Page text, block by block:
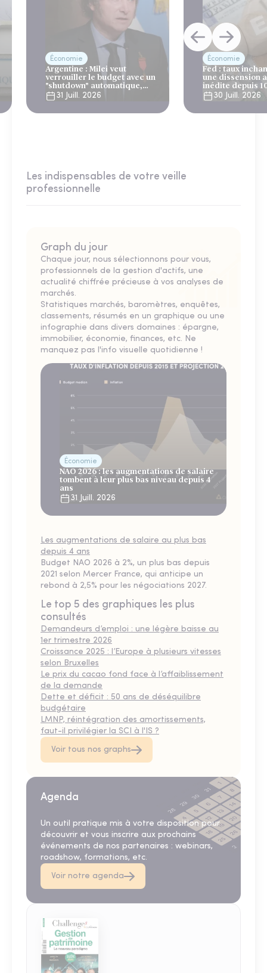
Économie
Argentine : Milei veut
verrouiller le budget avec un
"shutdown" automatique,
sous le regard bienveillant
du FMI
31 Juill. 2026
Économie
Fed : taux
une dissension
inédite depuis
30 Juill. 2026
Les indispensables de votre veille
professionnelle
Graph du jour
Chaque jour, nous sélectionnons pour vous,
professionnels de la gestion d'actifs, une
actualité chiffrée précieuse à vos analyses de
marchés.
Statistiques marchés, baromètres, enquêtes,
classements, résumés en un graphique ou une
infographie dans divers domaines : épargne,
immobilier, économie, finances, etc. Ne
manquez pas l'info visuelle quotidienne !
Économie
NAO 2026 : les augmentations de salaire
tombent à leur plus bas niveau depuis 4
ans
31 Juill. 2026
Les augmentations de salaire au plus bas
depuis 4 ans
Budget NAO 2026 à 2%, un plus bas depuis
2021 selon Mercer France, qui anticipe un
rebond à 2,5% pour les négociations 2027.
Le top 5 des graphiques les plus
consultés
Demandeurs d’emploi : une légère baisse au
1er trimestre 2026
Croissance 2025 : l’Europe à plusieurs vitesses
selon Bruxelles
Le prix du cacao fond face à l’affaiblissement
de la demande
Dette et déficit : 50 ans de déséquilibre
budgétaire
LMNP, réintégration des amortissements,
faut-il privilégier la SCI à l'IS ?
Voir tous nos graphs
Agenda
Un outil pratique mis à votre disposition pour
découvrir et vous inscrire aux prochains
événements de nos partenaires : webinars,
roadshow, formations, etc.
Voir notre agenda